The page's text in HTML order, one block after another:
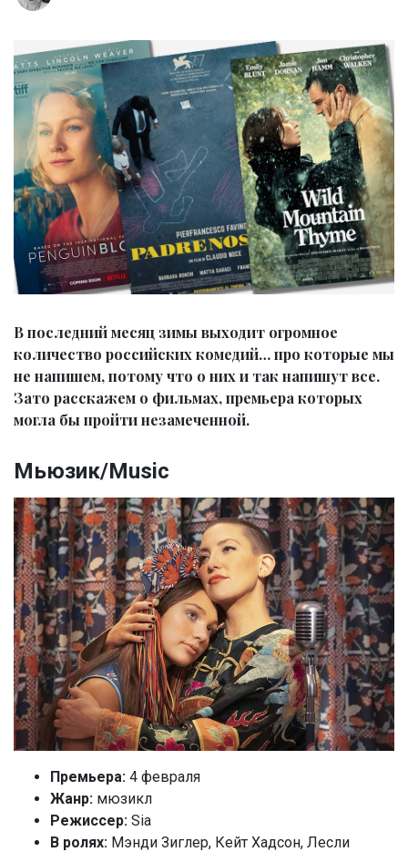
В последний месяц зимы выходит огромное
количество российских комедий… про которые мы
не напишем, потому что о них и так напишут все.
Зато расскажем о фильмах, премьера которых
могла бы пройти незамеченной.
Мьюзик/Music
Премьера: 4 февраля
Жанр: мюзикл
Режиссер: Sia
В ролях: Мэнди Зиглер, Кейт Хадсон, Лесли